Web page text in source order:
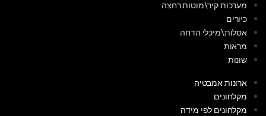
מערכות קיר\מוטות רחצה
כיורים
אסלות\מיכלי הדחה
מראות
שונות
ארונות אמבטיה
מקלחונים
מקלחונים לפי מידה